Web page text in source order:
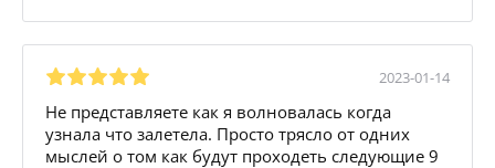
2023-01-14
Не представляете как я волновалась когда
узнала что залетела. Просто трясло от одних
мыслей о том как будут проходеть следующие 9